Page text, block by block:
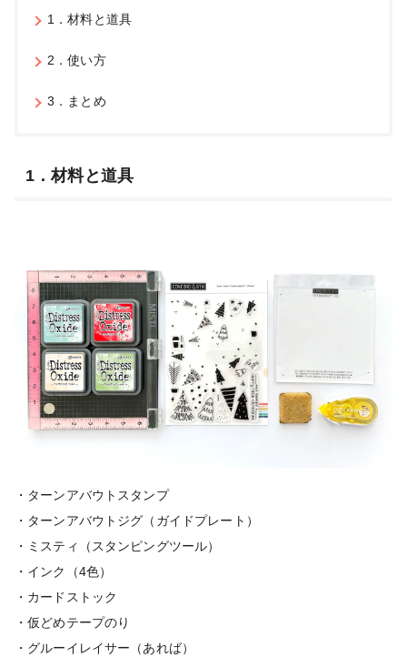
1．材料と道具
2．使い方
3．まとめ
1．材料と道具
・ターンアバウトスタンプ
・ターンアバウトジグ（ガイドプレート）
・ミスティ（スタンピングツール）
・インク（4色）
・カードストック
・仮どめテープのり
・グルーイレイサー（あれば）